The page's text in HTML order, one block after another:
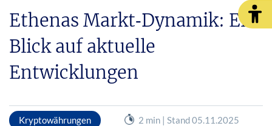
Ethenas Markt‑Dynamik: Ein
Blick auf aktuelle
Entwicklungen
Kryptowährungen 2 min | Stand 05.11.2025